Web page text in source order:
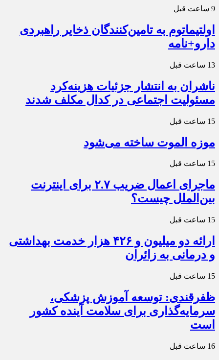
9 ساعت قبل
اولتیماتوم به تامین‌کنندگان ذخایر راهبردی
دارو+نامه
13 ساعت قبل
ناشران به انتشار جزئیات هزینه‌کرد
مسئولیت اجتماعی در کدال مکلف شدند
15 ساعت قبل
موزه الموت ساخته می‌شود
15 ساعت قبل
ماجرای اعمال ضریب ۲.۷ برای اینترنت
بین‌الملل چیست؟
15 ساعت قبل
ارائه دو میلیون و ۴۲۶ هزار خدمت بهداشتی
و درمانی به زائران
15 ساعت قبل
ظفرقندی: توسعه آموزش پزشکی،
سرمایه‌گذاری برای سلامت آینده کشور
است
16 ساعت قبل